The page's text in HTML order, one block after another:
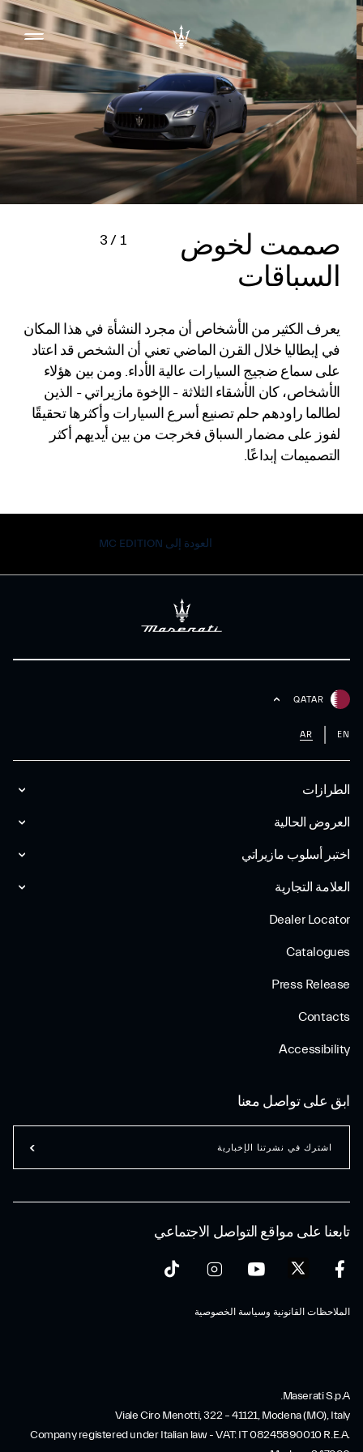
صممت لخوض
السباقات
1
/
3
يعرف الكثير من الأشخاص أن مجرد النشأة في هذا المكان
في إيطاليا خلال القرن الماضي تعني أن الشخص قد اعتاد
على سماع ضجيج السيارات عالية الأداء. ومن بين هؤلاء
الأشخاص، كان الأشقاء الثلاثة - الإخوة مازيراتي - الذين
لطالما راودهم حلم تصنيع أسرع السيارات وأكثرها تحقيقًا
لفوز على مضمار السباق فخرجت من بين أيديهم أكثر
التصميمات إبداعًا.
العودة إلى MC EDITION
الطرازات
العروض الحالية
اختبر أسلوب مازیراتي
العلامة التجارية
Dealer Locator
Catalogues
Press Release
Contacts
Accessibility
QATAR
EN
AR
تابعنا على مواقع التواصل الاجتماعي
الملاحظات القانونية وسياسة الخصوصية
ابق على تواصل معنا
اشترك في نشرتنا الإخبارية
Maserati S.p.A.
Viale Ciro Menotti, 322 – 41121, Modena (MO), Italy
Company registered under Italian law - VAT: IT 08245890010 R.E.A.